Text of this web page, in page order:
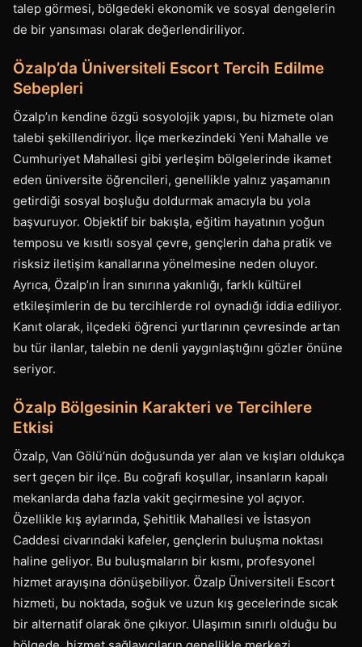
talep görmesi, bölgedeki ekonomik ve sosyal dengelerin
de bir yansıması olarak değerlendiriliyor.
Özalp’da Üniversiteli Escort Tercih Edilme
Sebepleri
Özalp’ın kendine özgü sosyolojik yapısı, bu hizmete olan
talebi şekillendiriyor. İlçe merkezindeki Yeni Mahalle ve
Cumhuriyet Mahallesi gibi yerleşim bölgelerinde ikamet
eden üniversite öğrencileri, genellikle yalnız yaşamanın
getirdiği sosyal boşluğu doldurmak amacıyla bu yola
başvuruyor. Objektif bir bakışla, eğitim hayatının yoğun
temposu ve kısıtlı sosyal çevre, gençlerin daha pratik ve
risksiz iletişim kanallarına yönelmesine neden oluyor.
Ayrıca, Özalp’ın İran sınırına yakınlığı, farklı kültürel
etkileşimlerin de bu tercihlerde rol oynadığı iddia ediliyor.
Kanıt olarak, ilçedeki öğrenci yurtlarının çevresinde artan
bu tür ilanlar, talebin ne denli yaygınlaştığını gözler önüne
seriyor.
Özalp Bölgesinin Karakteri ve Tercihlere
Etkisi
Özalp, Van Gölü’nün doğusunda yer alan ve kışları oldukça
sert geçen bir ilçe. Bu coğrafi koşullar, insanların kapalı
mekanlarda daha fazla vakit geçirmesine yol açıyor.
Özellikle kış aylarında, Şehitlik Mahallesi ve İstasyon
Caddesi civarındaki kafeler, gençlerin buluşma noktası
haline geliyor. Bu buluşmaların bir kısmı, profesyonel
hizmet arayışına dönüşebiliyor. Özalp Üniversiteli Escort
hizmeti, bu noktada, soğuk ve uzun kış gecelerinde sıcak
bir alternatif olarak öne çıkıyor. Ulaşımın sınırlı olduğu bu